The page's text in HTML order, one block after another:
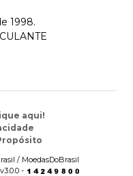
1998.
aqui!
/ MoedasDoBrasil
-